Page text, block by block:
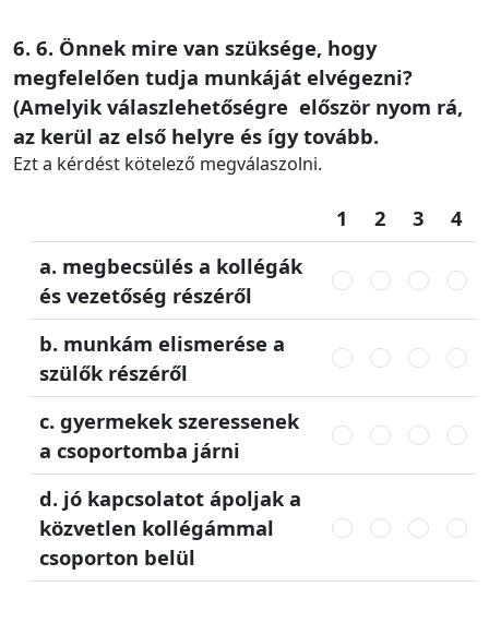
6. 6. Önnek mire van szüksége, hogy
megfelelően tudja munkáját elvégezni?
(Amelyik válaszlehetőségre először nyom rá,
az kerül az első helyre és így tovább.
Ezt a kérdést kötelező megválaszolni.
1 2 3
4
a. megbecsülés a kollégák
és vezetőség részéről
b. munkám elismerése a
szülők részéről
c. gyermekek szeressenek
a csoportomba járni
d. jó kapcsolatot ápoljak a
közvetlen kollégámmal
csoporton belül